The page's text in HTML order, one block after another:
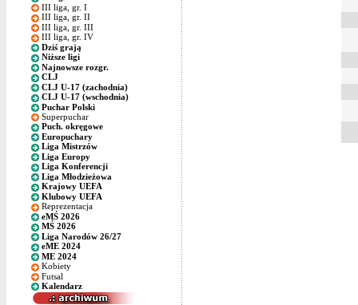
III liga, gr. I
III liga, gr. II
III liga, gr. III
III liga, gr. IV
Dziś grają
Niższe ligi
Najnowsze rozgr.
CLJ
CLJ U-17 (zachodnia)
CLJ U-17 (wschodnia)
Puchar Polski
Superpuchar
Puch. okręgowe
Europuchary
Liga Mistrzów
Liga Europy
Liga Konferencji
Liga Młodzieżowa
Krajowy UEFA
Klubowy UEFA
Reprezentacja
eMŚ 2026
MŚ 2026
Liga Narodów 26/27
eME 2024
ME 2024
Kobiety
Futsal
Kalendarz